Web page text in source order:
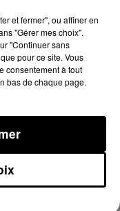
« les réseaux de
sur les énergies
d’Alsace-Lorraine
de chaleur... »
« marketing »
d’ironiser par
»
et le PRG ; Nadia
et fermer", ou affiner en
"Gérer mes choix".
"Continuer sans
pour ce site. Vous
consentement à tout
bas de chaque page.